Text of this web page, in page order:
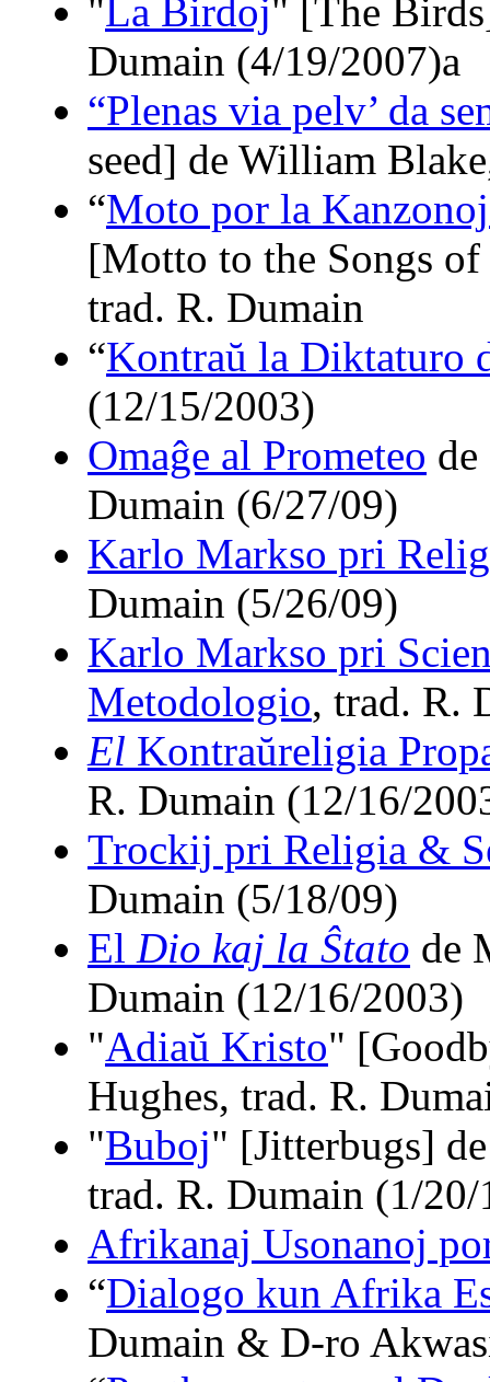
"La Birdoj" [The
Dumain (4/19/2007)a
“Plenas via pelv’ da
seed] de William
“Moto por la
[Motto to the Songs
trad. R. Dumain
“Kontraŭ la Diktaturo
(12/15/2003)
Omaĝe al Prometeo
Dumain (6/27/09)
Karlo Markso pri
Dumain (5/26/09)
Karlo Markso pri
Metodologio, trad. R.
El Kontraŭreligia
R. Dumain (12/16/
Trockij pri Religia &
Dumain (5/18/09)
El Dio kaj la Ŝtato de
Dumain (12/16/2003)
"Adiaŭ Kristo"
Hughes, trad. R.
"Buboj" [Jitterbugs]
trad. R. Dumain (1/20/
Afrikanaj Usonanoj
“Dialogo kun Afrika
Dumain & D-ro